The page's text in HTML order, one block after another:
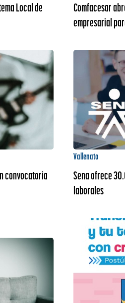
Local de
Comfacesar
empresarial
convocatoria
Vallenato
Sena ofrece
laborales